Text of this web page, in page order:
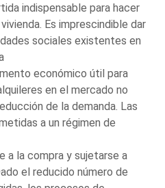
indispensable para hacer
Es imprescindible dar
sociales existentes en
económico útil para
en el mercado no
de la demanda. Las
a un régimen de
a la compra y sujetarse a
el reducido número de